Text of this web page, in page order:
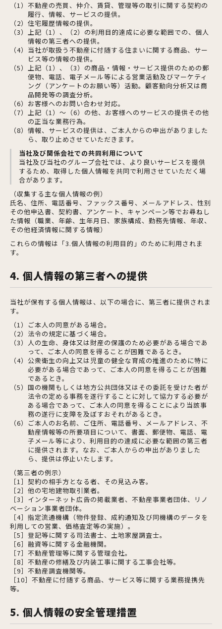
（1）不動産の売買、仲介、賃貸、管理等の取引に関する契約の
履行、情報、サービスの提供。
（2）住宅履歴情報の提供。
（3）上記（1）、（2）の利用目的達成に必要な範囲での、個人
情報の第三者への提供。
（4）当社が取扱う不動産に付随する住まいに関する商品、サー
ビス等の情報の提供。
（5）上記（1）、（3）の商品・情報・サービス提供のための郵
便物、電話、電子メール等による営業活動及びマーケティ
ング（アンケートのお願い等）活動。顧客動向分析又は商
品開発等の調査分析。
（6）お客様へのお問い合わせ対応。
（7）上記（1）～（6）の他、お客様へのサービスの提供その他
の正当な業務行為。
（8）情報、サービスの提供は、ご本人からの申出がありました
ら、取り止めさせていただきます。
当社及び関係会社での共同利用について
当社及び当社のグループ会社では、より良いサービスを提供
するため、取得した個人情報を共同で利用させていただく場
合があります。
（収集する主な個人情報の例）
氏名、住所、電話番号、ファックス番号、メールアドレス、性別
その他申込書、契約書、アンケート、キャンペーン等でお尋ねし
た情報（職業、年齢、生年月日、家族構成、勤務先情報、年収、
その他経済情報に関する情報）
これらの情報は「3.個人情報の利用目的」のために利用されま
す。
4. 個人情報の第三者への提供
当社が保有する個人情報は、以下の場合に、第三者に提供されま
す。
（1）ご本人の同意がある場合。
（2）法令の規定に基づく場合。
（3）人の生命、身体又は財産の保護のため必要がある場合であ
って、ご本人の同意を得ることが困難であるとき。
（4）公衆衛生の向上又は児童の健全な育成の推進のために特に
必要がある場合であって、ご本人の同意を得ることが困難
であるとき。
（5）国の機関もしくは地方公共団体又はその委託を受けた者が
法令の定める事務を遂行することに対して協力する必要が
ある場合であって、ご本人の同意を得ることにより当該事
務の遂行に支障を及ぼすおそれがあるとき。
（6）ご本人のお名前、ご住所、電話番号、メールアドレス、不
動産情報等の所要項目について、書面、郵便物、電話、電
子メール等により、利用目的の達成に必要な範囲の第三者
に提供されます。なお、ご本人からの申出がありました
ら、提供は停止いたします。
（第三者の例示）
［1］契約の相手方となる者、その見込み客。
［2］他の宅地建物取引業者。
［3］インターネット広告の掲載業者、不動産事業者団体、リノ
ベーション事業者団体。
［4］指定流通機構（物件登録、成約通知及び同機構のデータを
利用しての営業、価格査定等の実施）。
［5］登記等に関する司法書士、土地家屋調査士。
［6］融資等に関する金融機関。
［7］不動産管理等に関する管理会社。
［8］不動産の修繕及び内装工事に関する工事会社等。
［9］不動産調査機関等。
［10］不動産に付随する商品、サービス等に関する業務提携先
等。
5. 個人情報の安全管理措置